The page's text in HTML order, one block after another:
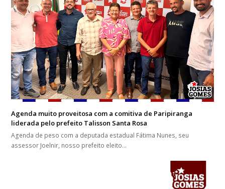
Agenda muito proveitosa com a comitiva de Paripiranga
liderada pelo prefeito Talisson Santa Rosa
Agenda de peso com a deputada estadual Fátima Nunes, seu
assessor Joelnir, nosso prefeito eleito…